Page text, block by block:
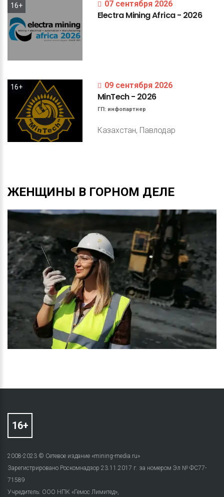
16+ 07 сентября 2026
ElectraMiningAfrica- 2026
16+ 09 сентября 2026
MinTech- 2026
ГП: инфопартнер
Казахстан, Павлодар
ЖЕНЩИНЫ В ГОРНОМ ДЕЛЕ
2008-2023 © Сетевое издание «mining-media.ru»
Зарегистрировано Роскомнадзор 23.11.2017 г. за номером Эл № ФС77-
71589
Учредитель: ООО НПК «Гемос Лимитед»,